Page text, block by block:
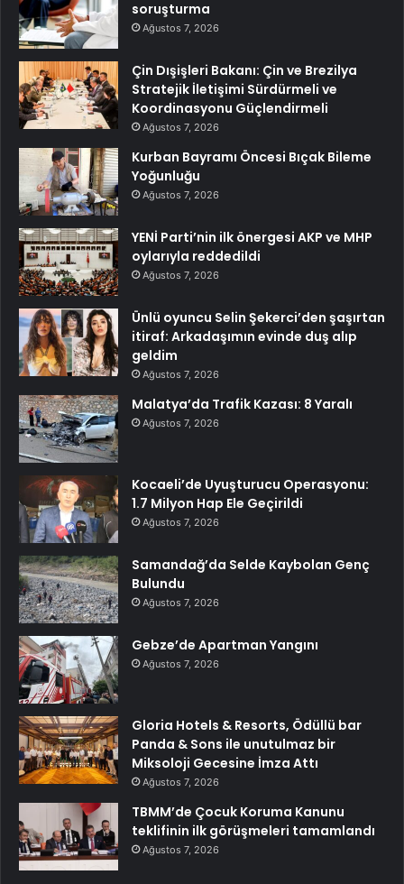
soruşturma
Ağustos 7, 2026
Çin Dışişleri Bakanı: Çin ve Brezilya
Stratejik İletişimi Sürdürmeli ve
Koordinasyonu Güçlendirmeli
Ağustos 7, 2026
Kurban Bayramı Öncesi Bıçak Bileme
Yoğunluğu
Ağustos 7, 2026
YENİ Parti’nin ilk önergesi AKP ve MHP
oylarıyla reddedildi
Ağustos 7, 2026
Ünlü oyuncu Selin Şekerci’den şaşırtan
itiraf: Arkadaşımın evinde duş alıp
geldim
Ağustos 7, 2026
Malatya’da Trafik Kazası: 8 Yaralı
Ağustos 7, 2026
Kocaeli’de Uyuşturucu Operasyonu:
1.7 Milyon Hap Ele Geçirildi
Ağustos 7, 2026
Samandağ’da Selde Kaybolan Genç
Bulundu
Ağustos 7, 2026
Gebze’de Apartman Yangını
Ağustos 7, 2026
Gloria Hotels & Resorts, Ödüllü bar
Panda & Sons ile unutulmaz bir
Miksoloji Gecesine İmza Attı
Ağustos 7, 2026
TBMM’de Çocuk Koruma Kanunu
teklifinin ilk görüşmeleri tamamlandı
Ağustos 7, 2026